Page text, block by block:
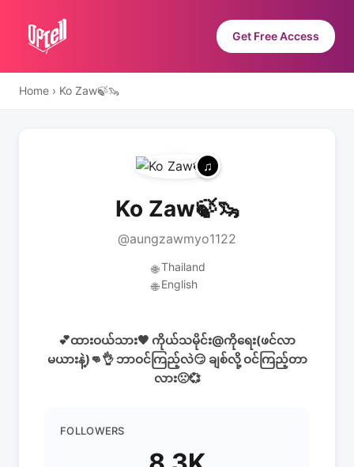
Get Free Access
Home › Ko Zaw🍃🦦
Ko Zaw🍃🦦
@aungzawmyo1122
🌐 Thailand
🌐 English
💕ထားဝယ်သား🖤 ကိုယ်သမိုင်း@ကိုရေး(ဖင်လာ
မယားနဲ့)👊👌 ဘာဝင်ကြည့်လဲ😏 ချစ်လို့ ဝင်ကြည့်တာ
လား🙁💞
FOLLOWERS